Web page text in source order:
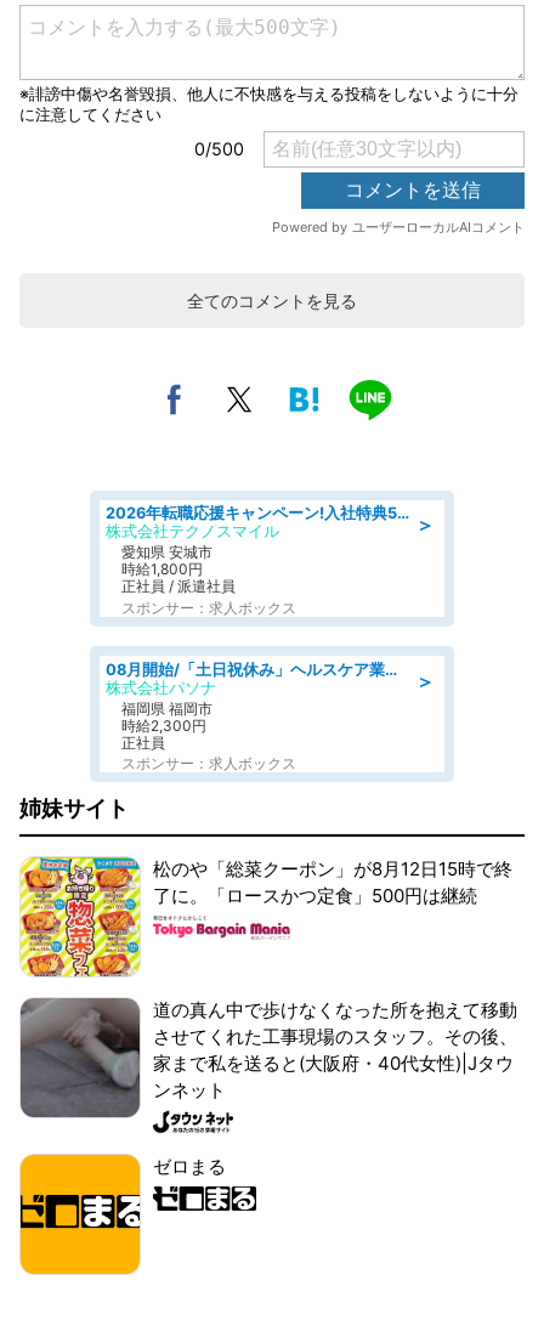
全てのコメントを見る
＞
2026年転職応援キャンペーン!入社特典58万円/デンソーで働こう!自動車工場で小型部品の検査業務 denso aichi
株式会社テクノスマイル
愛知県 安城市
時給1,800円
正社員 / 派遣社員
スポンサー：求人ボックス
＞
08月開始/「土日祝休み」ヘルスケア業界の産業保健師/高時給/未経験OK/要資格:保健師、正看護師
株式会社パソナ
福岡県 福岡市
時給2,300円
正社員
スポンサー：求人ボックス
姉妹サイト
松のや「総菜クーポン」が8月12日15時で終
了に。「ロースかつ定食」500円は継続
道の真ん中で歩けなくなった所を抱えて移動
させてくれた工事現場のスタッフ。その後、
家まで私を送ると(大阪府・40代女性)|Jタウ
ンネット
ゼロまる